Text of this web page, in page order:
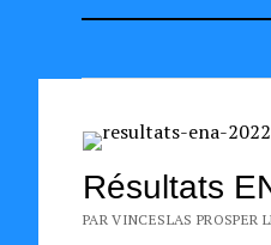
Résultats
PAR VINCESLAS PROSPER